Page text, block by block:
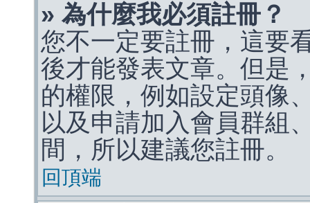
» 為什麼我必須註冊？
您不一定要註冊，這要
後才能發表文章。但是
的權限，例如設定頭像
以及申請加入會員群組
間，所以建議您註冊。
回頂端